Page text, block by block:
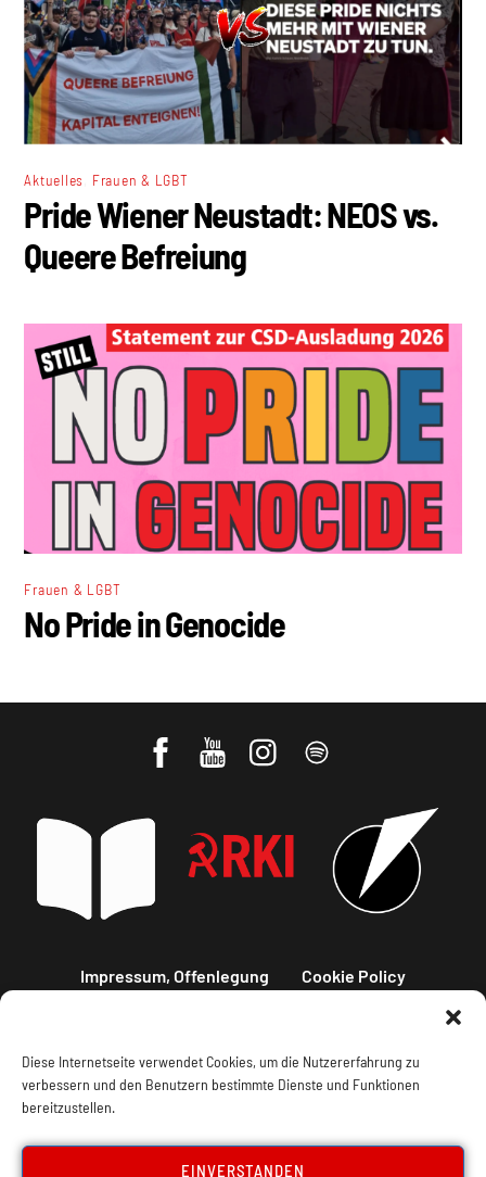
Diese Internetseite verwendet Cookies, um die Nutzererfahrung zu
verbessern und den Benutzern bestimmte Dienste und Funktionen
bereitzustellen.
EINVERSTANDEN
Aktuelles Frauen & LGBT
Pride Wiener Neustadt: NEOS vs.
Queere Befreiung
Frauen & LGBT
No Pride in Genocide
Impressum, Offenlegung Cookie Policy